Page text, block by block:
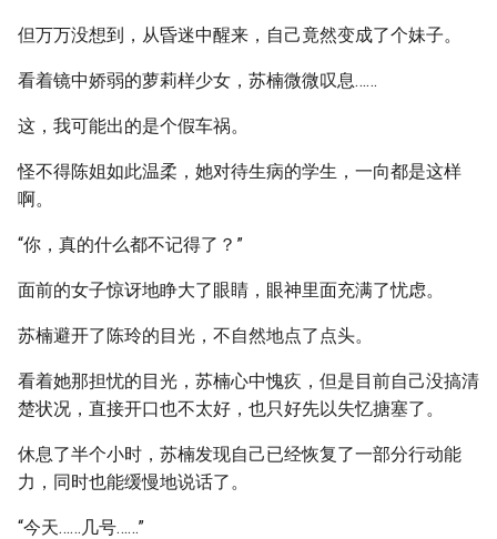
但万万没想到，从昏迷中醒来，自己竟然变成了个妹子。
看着镜中娇弱的萝莉样少女，苏楠微微叹息……
这，我可能出的是个假车祸。
怪不得陈姐如此温柔，她对待生病的学生，一向都是这样
啊。
“你，真的什么都不记得了？”
面前的女子惊讶地睁大了眼睛，眼神里面充满了忧虑。
苏楠避开了陈玲的目光，不自然地点了点头。
看着她那担忧的目光，苏楠心中愧疚，但是目前自己没搞清
楚状况，直接开口也不太好，也只好先以失忆搪塞了。
休息了半个小时，苏楠发现自己已经恢复了一部分行动能
力，同时也能缓慢地说话了。
“今天……几号……”